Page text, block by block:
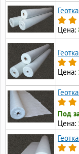
Цена:
Цена:
Под
Цена: